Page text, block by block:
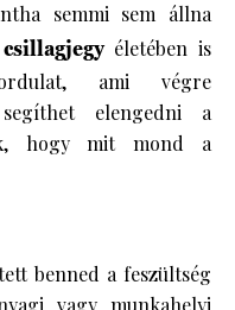
semmi sem állna
életében is
ami végre
elengedni a
hogy mit mond a
benned a feszültség
vagy munkahelyi